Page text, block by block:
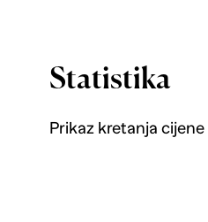
Statistika
Prikaz kretanja